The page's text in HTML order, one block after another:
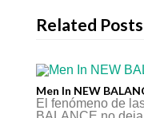
Related Posts
Men In NEW
El fenómeno de